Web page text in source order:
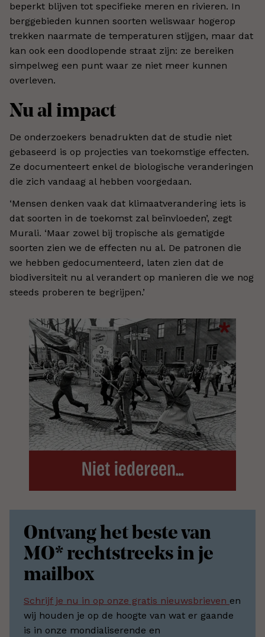
beperkt blijven tot specifieke meren en rivieren. In
berggebieden kunnen soorten weliswaar hogerop
trekken naarmate de temperaturen stijgen, maar dat
kan ook een doodlopende straat zijn: ze bereiken
simpelweg een punt waar ze niet meer kunnen
overleven.
Nu al impact
De onderzoekers benadrukten dat de studie niet
gebaseerd is op projecties van toekomstige effecten.
Ze documenteert enkel de biologische veranderingen
die zich vandaag al hebben voorgedaan.
‘Mensen denken vaak dat klimaatverandering iets is
dat soorten in de toekomst zal beïnvloeden’, zegt
Murali. ‘Maar zowel bij tropische als gematigde
soorten zien we de effecten nu al. De patronen die
we hebben gedocumenteerd, laten zien dat de
biodiversiteit nu al verandert op manieren die we nog
steeds proberen te begrijpen.’
Ontvang het beste van
MO* rechtstreeks in je
mailbox
Schrijf je nu in op onze gratis nieuwsbrieven en
wij houden je op de hoogte van wat er gaande
is in onze mondialiserende en